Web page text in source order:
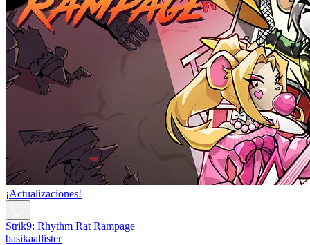
¡Actualizaciones!
Strik9: Rhythm Rat Rampage
basikaallister